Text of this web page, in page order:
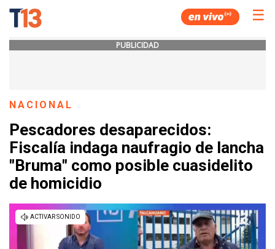
☰
PUBLICIDAD
NACIONAL
Pescadores desaparecidos:
Fiscalía indaga naufragio de lancha
"Bruma" como posible cuasidelito
de homicidio